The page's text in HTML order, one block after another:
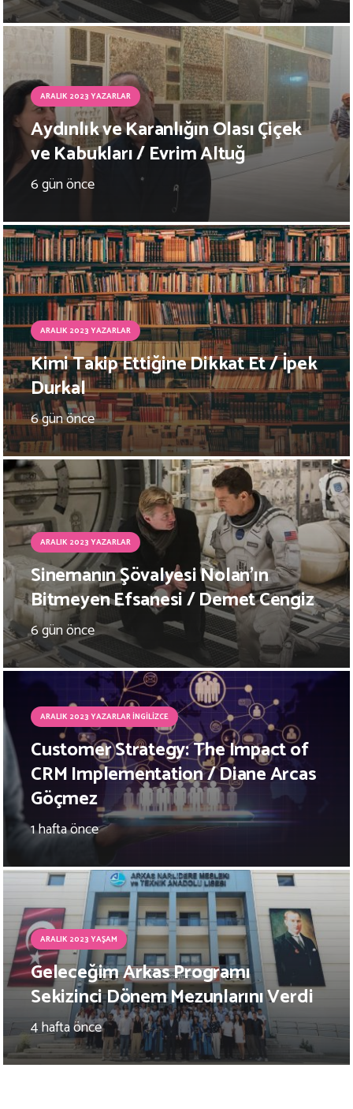
ARALIK 2023 YAZARLAR
Aydınlık ve Karanlığın Olası Çiçek
ve Kabukları / Evrim Altuğ
6 gün önce
ARALIK 2023 YAZARLAR
Kimi Takip Ettiğine Dikkat Et / İpek
Durkal
6 gün önce
ARALIK 2023 YAZARLAR
Sinemanın Şövalyesi Nolan’ın
Bitmeyen Efsanesi / Demet Cengiz
6 gün önce
ARALIK 2023 YAZARLAR İNGILIZCE
Customer Strategy: The Impact of
CRM Implementation / Diane Arcas
Göçmez
1 hafta önce
ARALIK 2023 YAŞAM
Geleceğim Arkas Programı
Sekizinci Dönem Mezunlarını Verdi
4 hafta önce